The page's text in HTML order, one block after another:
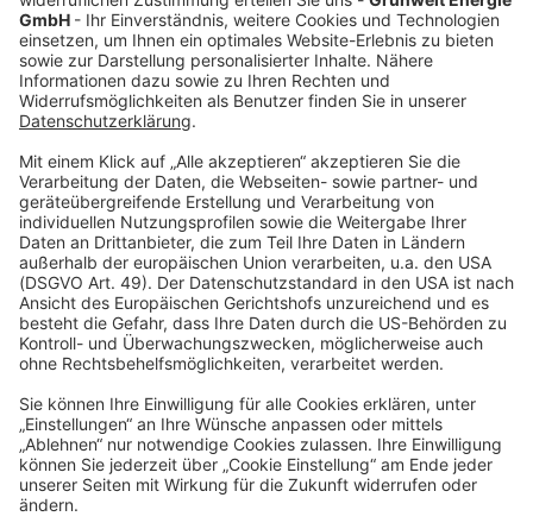
österreichischer Wasserkraft und ohne CO2-
Emissionen. Dadurch setzen wir ein Zeichen für
eine nachhaltige Energieerzeugung und sorgen
gemeinsam für eine schrittweise Verdrängung
von fossilen Energieträgern und Atomkraft.
Ökostrom
Service
Über Grünwelt